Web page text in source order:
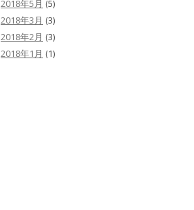
2018年5月 (5)
2018年3月 (3)
2018年2月 (3)
2018年1月 (1)